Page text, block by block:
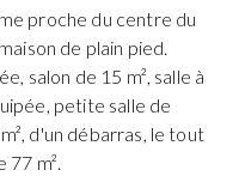
proche du centre du
de plain pied.
salon de 15 m², salle à
petite salle de
d'un débarras, le tout
m².